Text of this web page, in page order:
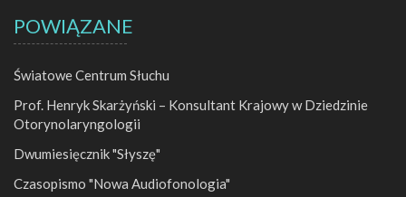
POWIĄZANE
Światowe Centrum Słuchu
Prof. Henryk Skarżyński – Konsultant Krajowy w Dziedzinie
Otorynolaryngologii
Dwumiesięcznik "Słyszę"
Czasopismo "Nowa Audiofonologia"